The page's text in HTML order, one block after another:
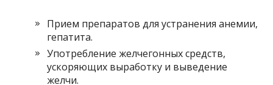
Прием препаратов для устранения анемии,
гепатита.
Употребление желчегонных средств,
ускоряющих выработку и выведение
желчи.